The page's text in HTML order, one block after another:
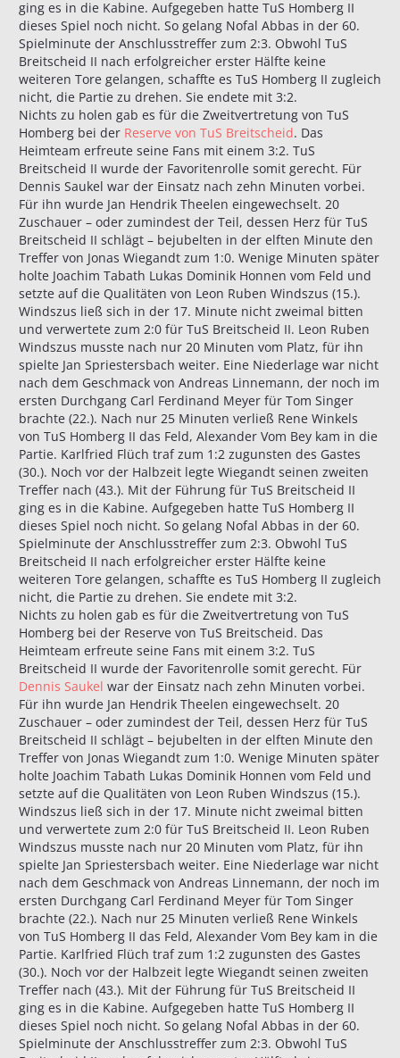
ging es in die Kabine. Aufgegeben hatte TuS Homberg II
dieses Spiel noch nicht. So gelang Nofal Abbas in der 60.
Spielminute der Anschlusstreffer zum 2:3. Obwohl TuS
Breitscheid II nach erfolgreicher erster Hälfte keine
weiteren Tore gelangen, schaffte es TuS Homberg II zugleich
nicht, die Partie zu drehen. Sie endete mit 3:2.
Nichts zu holen gab es für die Zweitvertretung von TuS
Homberg bei der Reserve von TuS Breitscheid. Das
Heimteam erfreute seine Fans mit einem 3:2. TuS
Breitscheid II wurde der Favoritenrolle somit gerecht. Für
Dennis Saukel war der Einsatz nach zehn Minuten vorbei.
Für ihn wurde Jan Hendrik Theelen eingewechselt. 20
Zuschauer – oder zumindest der Teil, dessen Herz für TuS
Breitscheid II schlägt – bejubelten in der elften Minute den
Treffer von Jonas Wiegandt zum 1:0. Wenige Minuten später
holte Joachim Tabath Lukas Dominik Honnen vom Feld und
setzte auf die Qualitäten von Leon Ruben Windszus (15.).
Windszus ließ sich in der 17. Minute nicht zweimal bitten
und verwertete zum 2:0 für TuS Breitscheid II. Leon Ruben
Windszus musste nach nur 20 Minuten vom Platz, für ihn
spielte Jan Spriestersbach weiter. Eine Niederlage war nicht
nach dem Geschmack von Andreas Linnemann, der noch im
ersten Durchgang Carl Ferdinand Meyer für Tom Singer
brachte (22.). Nach nur 25 Minuten verließ Rene Winkels
von TuS Homberg II das Feld, Alexander Vom Bey kam in die
Partie. Karlfried Flüch traf zum 1:2 zugunsten des Gastes
(30.). Noch vor der Halbzeit legte Wiegandt seinen zweiten
Treffer nach (43.). Mit der Führung für TuS Breitscheid II
ging es in die Kabine. Aufgegeben hatte TuS Homberg II
dieses Spiel noch nicht. So gelang Nofal Abbas in der 60.
Spielminute der Anschlusstreffer zum 2:3. Obwohl TuS
Breitscheid II nach erfolgreicher erster Hälfte keine
weiteren Tore gelangen, schaffte es TuS Homberg II zugleich
nicht, die Partie zu drehen. Sie endete mit 3:2.
Nichts zu holen gab es für die Zweitvertretung von TuS
Homberg bei der Reserve von TuS Breitscheid. Das
Heimteam erfreute seine Fans mit einem 3:2. TuS
Breitscheid II wurde der Favoritenrolle somit gerecht. Für
Dennis Saukel war der Einsatz nach zehn Minuten vorbei.
Für ihn wurde Jan Hendrik Theelen eingewechselt. 20
Zuschauer – oder zumindest der Teil, dessen Herz für TuS
Breitscheid II schlägt – bejubelten in der elften Minute den
Treffer von Jonas Wiegandt zum 1:0. Wenige Minuten später
holte Joachim Tabath Lukas Dominik Honnen vom Feld und
setzte auf die Qualitäten von Leon Ruben Windszus (15.).
Windszus ließ sich in der 17. Minute nicht zweimal bitten
und verwertete zum 2:0 für TuS Breitscheid II. Leon Ruben
Windszus musste nach nur 20 Minuten vom Platz, für ihn
spielte Jan Spriestersbach weiter. Eine Niederlage war nicht
nach dem Geschmack von Andreas Linnemann, der noch im
ersten Durchgang Carl Ferdinand Meyer für Tom Singer
brachte (22.). Nach nur 25 Minuten verließ Rene Winkels
von TuS Homberg II das Feld, Alexander Vom Bey kam in die
Partie. Karlfried Flüch traf zum 1:2 zugunsten des Gastes
(30.). Noch vor der Halbzeit legte Wiegandt seinen zweiten
Treffer nach (43.). Mit der Führung für TuS Breitscheid II
ging es in die Kabine. Aufgegeben hatte TuS Homberg II
dieses Spiel noch nicht. So gelang Nofal Abbas in der 60.
Spielminute der Anschlusstreffer zum 2:3. Obwohl TuS